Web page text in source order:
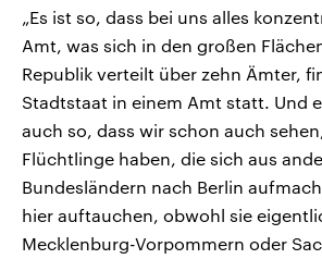
„Es ist so, dass bei uns alles
Amt, was sich in den großen
Republik verteilt über zehn Ämter,
Stadtstaat in einem Amt statt. Und
auch so, dass wir schon auch
Flüchtlinge haben, die sich aus
Bundesländern nach Berlin
hier auftauchen, obwohl sie
Mecklenburg-Vorpommern oder